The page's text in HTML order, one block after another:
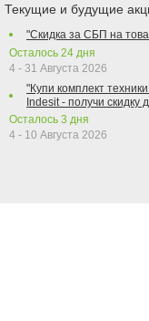
Текущие и будущие
"Скидка за СБП на
Осталось 24 дня
4 - 31 Августа 2026
"Купи комплект
Indesit - получи скидку
Осталось 3 дня
4 - 10 Августа 2026